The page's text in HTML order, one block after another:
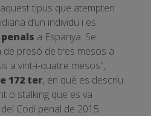
tipus que atempten
d’un individu i es
a Espanya. Se
presó de tres mesos a
a vint-i-quatre mesos",
172 ter, en què es descriu
o stalking que es va
Codi penal de 2015.